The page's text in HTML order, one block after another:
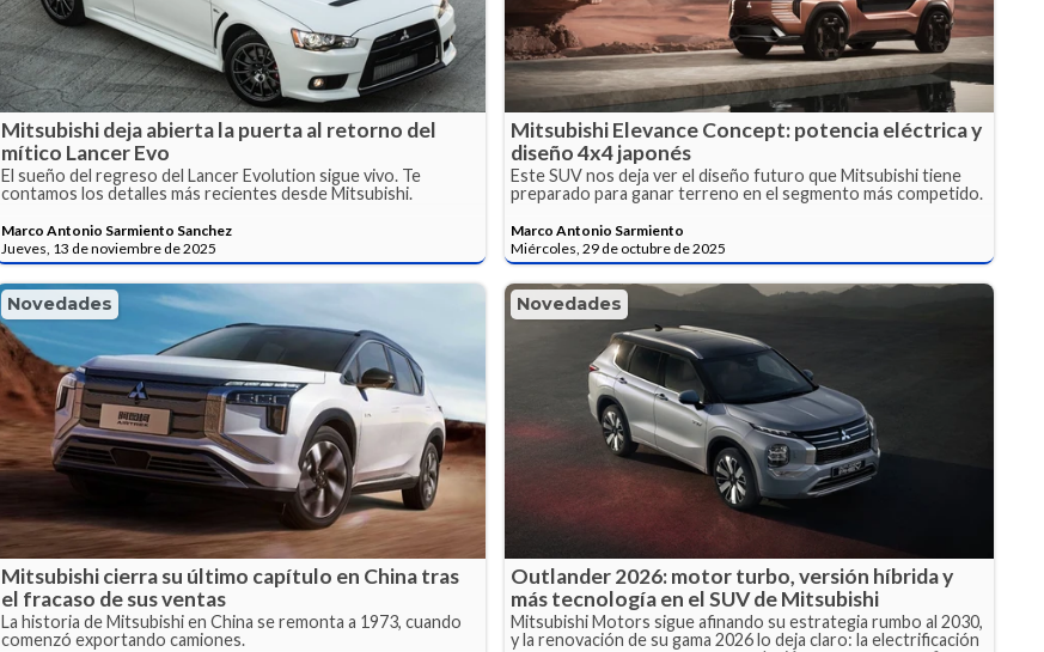
Mitsubishi deja abierta la puerta al retorno del
mítico Lancer Evo
El sueño del regreso del Lancer Evolution sigue vivo. Te
contamos los detalles más recientes desde Mitsubishi.
Marco Antonio Sarmiento Sanchez
Jueves, 13 de noviembre de 2025
Mitsubishi Elevance Concept: potencia eléctrica y
diseño 4x4 japonés
Este SUV nos deja ver el diseño futuro que Mitsubishi tiene
preparado para ganar terreno en el segmento más competido.
Marco Antonio Sarmiento
Miércoles, 29 de octubre de 2025
Novedades
Mitsubishi cierra su último capítulo en China tras
el fracaso de sus ventas
La historia de Mitsubishi en China se remonta a 1973, cuando
comenzó exportando camiones.
Novedades
Outlander 2026: motor turbo, versión híbrida y
más tecnología en el SUV de Mitsubishi
Mitsubishi Motors sigue afinando su estrategia rumbo al 2030,
y la renovación de su gama 2026 lo deja claro: la electrificación